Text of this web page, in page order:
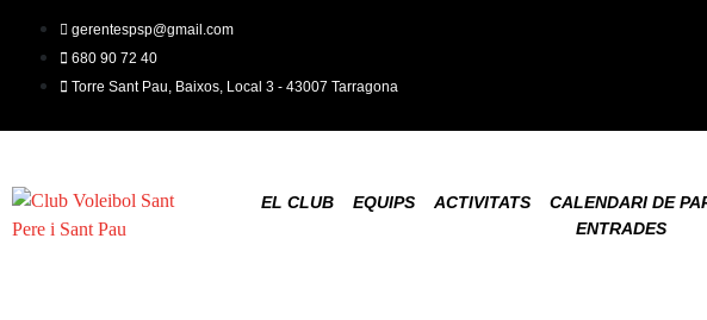
gerentespsp@gmail.com
680 90 72 40
Torre Sant Pau, Baixos, Local 3 - 43007 Tarragona
EL CLUB EQUIPS ACTIVITATS CALENDARI DE
ENTRADES